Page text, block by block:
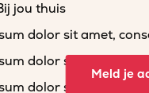
jou thuis
dolor sit amet,
dolor sit amet,
dolor sit amet,
Meld je